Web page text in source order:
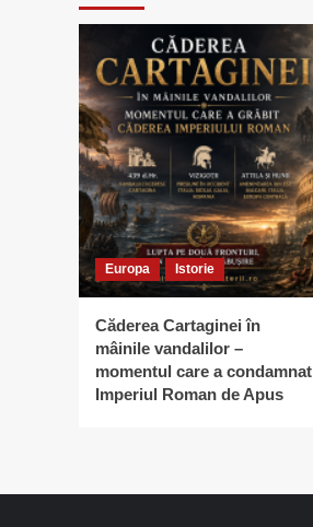
Europa Istorie
Căderea Cartaginei în
mâinile vandalilor –
momentul care a condamnat
Imperiul Roman de Apus